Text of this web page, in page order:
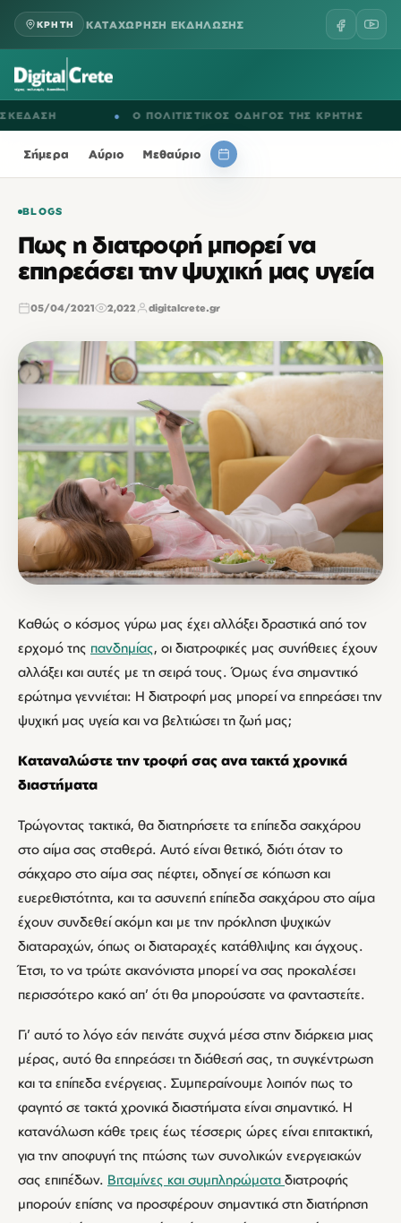
ΚΡΗΤΗ ΚΑΤΑΧΩΡΗΣΗ ΕΚΔΗΛΩΣΗΣ
Ο ΠΟΛΙΤΙΣΤΙΚΟΣ ΟΔΗΓΟΣ ΤΗΣ ΚΡΗΤΗΣ
Σήμερα Αύριο Μεθαύριο
BLOGS
Πως η διατροφή μπορεί να
επηρεάσει την ψυχική μας υγεία
05/04/2021 2,022 digitalcrete.gr
Καθώς ο κόσμος γύρω μας έχει αλλάξει δραστικά από τον
ερχομό της πανδημίας, οι διατροφικές μας συνήθειες έχουν
αλλάξει και αυτές με τη σειρά τους. Όμως ένα σημαντικό
ερώτημα γεννιέται: Η διατροφή μας μπορεί να επηρεάσει την
ψυχική μας υγεία και να βελτιώσει τη ζωή μας;
Καταναλώστε την τροφή σας ανα τακτά χρονικά
διαστήματα
Τρώγοντας τακτικά, θα διατηρήσετε τα επίπεδα σακχάρου
στο αίμα σας σταθερά. Αυτό είναι θετικό, διότι όταν το
σάκχαρο στο αίμα σας πέφτει, οδηγεί σε κόπωση και
ευερεθιστότητα, και τα ασυνεπή επίπεδα σακχάρου στο αίμα
έχουν συνδεθεί ακόμη και με την πρόκληση ψυχικών
διαταραχών, όπως οι διαταραχές κατάθλιψης και άγχους.
Έτσι, το να τρώτε ακανόνιστα μπορεί να σας προκαλέσει
περισσότερο κακό απ’ ότι θα μπορούσατε να φανταστείτε.
Γι’ αυτό το λόγο εάν πεινάτε συχνά μέσα στην διάρκεια μιας
μέρας, αυτό θα επηρεάσει τη διάθεσή σας, τη συγκέντρωση
και τα επίπεδα ενέργειας. Συμπεραίνουμε λοιπόν πως το
φαγητό σε τακτά χρονικά διαστήματα είναι σημαντικό. Η
κατανάλωση κάθε τρεις έως τέσσερις ώρες είναι επιτακτική,
για την αποφυγή της πτώσης των συνολικών ενεργειακών
σας επιπέδων. Βιταμίνες και συμπληρώματα διατροφής
μπορούν επίσης να προσφέρουν σημαντικά στη διατήρηση